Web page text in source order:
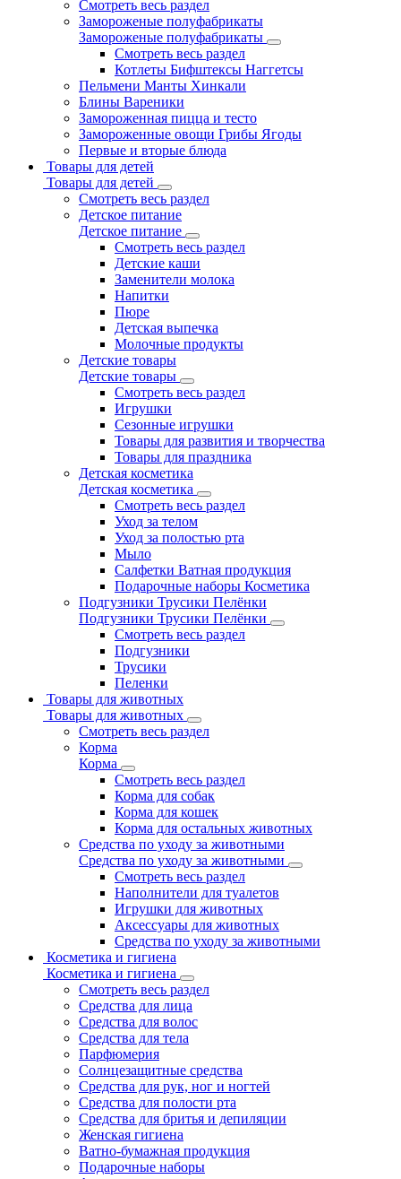
Смотреть весь раздел
Замороженые полуфабрикаты
Замороженые полуфабрикаты
Смотреть весь раздел
Котлеты Бифштексы Наггетсы
Пельмени Манты Хинкали
Блины Вареники
Замороженная пицца и тесто
Замороженные овощи Грибы Ягоды
Первые и вторые блюда
Товары для детей
Товары для детей
Смотреть весь раздел
Детское питание
Детское питание
Смотреть весь раздел
Детские каши
Заменители молока
Напитки
Пюре
Детская выпечка
Молочные продукты
Детские товары
Детские товары
Смотреть весь раздел
Игрушки
Сезонные игрушки
Товары для развития и творчества
Товары для праздника
Детская косметика
Детская косметика
Смотреть весь раздел
Уход за телом
Уход за полостью рта
Мыло
Салфетки Ватная продукция
Подарочные наборы Косметика
Подгузники Трусики Пелёнки
Подгузники Трусики Пелёнки
Смотреть весь раздел
Подгузники
Трусики
Пеленки
Товары для животных
Товары для животных
Смотреть весь раздел
Корма
Корма
Смотреть весь раздел
Корма для собак
Корма для кошек
Корма для остальных животных
Средства по уходу за животными
Средства по уходу за животными
Смотреть весь раздел
Наполнители для туалетов
Игрушки для животных
Аксессуары для животных
Средства по уходу за животными
Косметика и гигиена
Косметика и гигиена
Смотреть весь раздел
Средства для лица
Средства для волос
Средства для тела
Парфюмерия
Солнцезащитные средства
Средства для рук, ног и ногтей
Средства для полости рта
Средства для бритья и депиляции
Женская гигиена
Ватно-бумажная продукция
Подарочные наборы